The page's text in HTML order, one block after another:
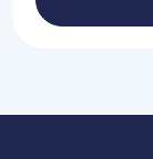
данных.